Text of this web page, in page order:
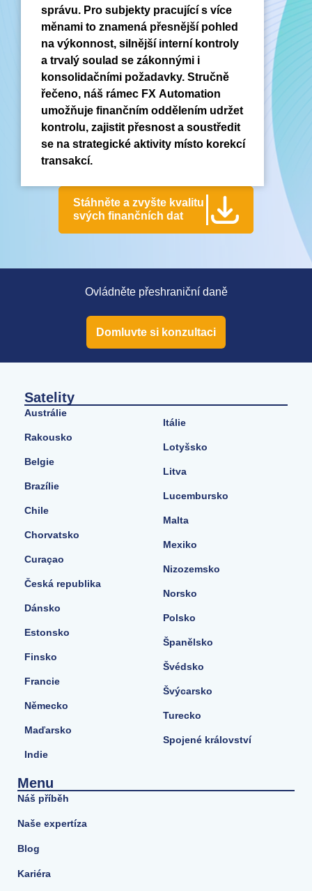
správu. Pro subjekty pracující s více
měnami to znamená přesnější pohled
na výkonnost, silnější interní kontroly
a trvalý soulad se zákonnými i
konsolidačními požadavky. Stručně
řečeno, náš rámec FX Automation
umožňuje finančním oddělením udržet
kontrolu, zajistit přesnost a soustředit
se na strategické aktivity místo korekcí
transakcí.
Stáhněte a zvyšte kvalitu
svých finančních dat
Ovládněte přeshraniční daně
Domluvte si konzultaci
Satelity
Austrálie
Rakousko
Belgie
Brazílie
Chile
Chorvatsko
Curaçao
Česká republika
Dánsko
Estonsko
Finsko
Francie
Německo
Maďarsko
Indie
Itálie
Lotyšsko
Litva
Lucembursko
Malta
Mexiko
Nizozemsko
Norsko
Polsko
Španělsko
Švédsko
Švýcarsko
Turecko
Spojené království
Menu
Náš příběh
Naše expertíza
Blog
Kariéra